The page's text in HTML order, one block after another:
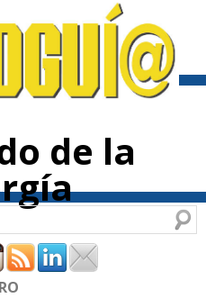
de la